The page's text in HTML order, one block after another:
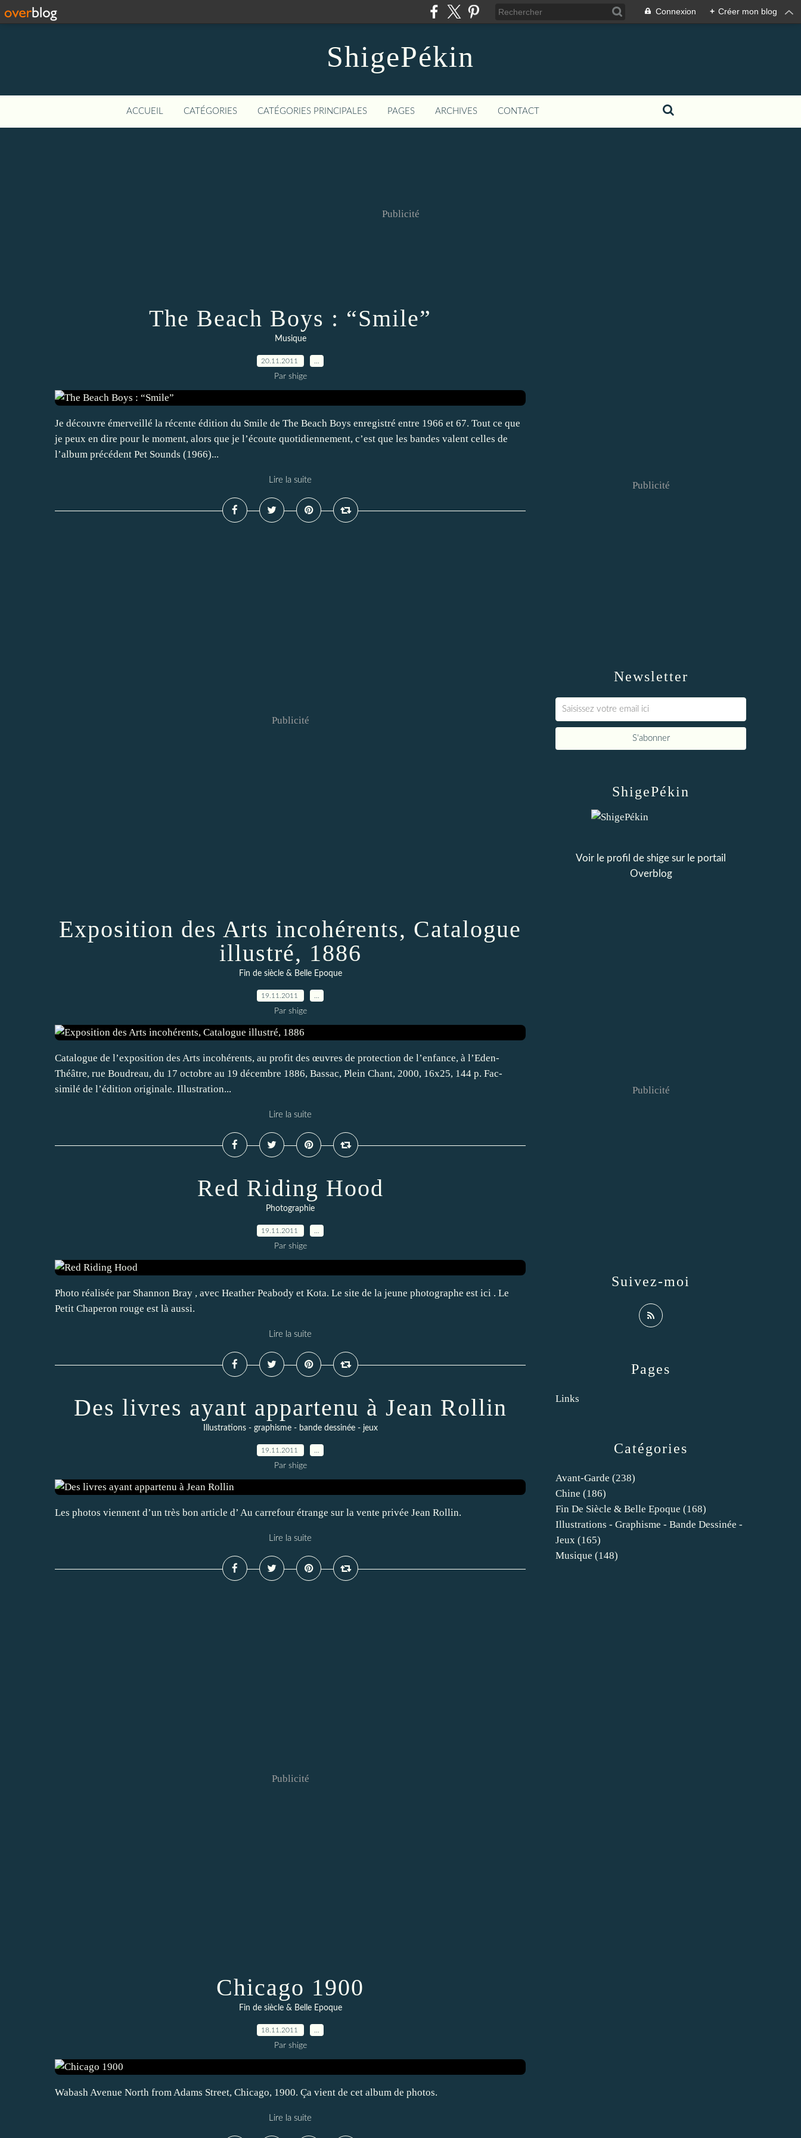
Connexion + Créer mon blog
ShigePékin
ACCUEIL CATÉGORIES CATÉGORIES PRINCIPALES PAGES ARCHIVES CONTACT
Publicité
The Beach Boys : “Smile”
Musique
20.11.2011
Par shige
Je découvre émerveillé la récente édition du Smile de The Beach Boys enregistré entre 1966 et 67. Tout ce que
je peux en dire pour le moment, alors que je l’écoute quotidiennement, c’est que les bandes valent celles de
l’album précédent Pet Sounds (1966)...
Lire la suite
Publicité
Exposition des Arts incohérents, Catalogue
illustré, 1886
Fin de siècle & Belle Epoque
19.11.2011
Par shige
Catalogue de l’exposition des Arts incohérents, au profit des œuvres de protection de l’enfance, à l’Eden-
Théâtre, rue Boudreau, du 17 octobre au 19 décembre 1886, Bassac, Plein Chant, 2000, 16x25, 144 p. Fac-
similé de l’édition originale. Illustration...
Lire la suite
Red Riding Hood
Photographie
19.11.2011
Par shige
Photo réalisée par Shannon Bray , avec Heather Peabody et Kota. Le site de la jeune photographe est ici . Le
Petit Chaperon rouge est là aussi.
Lire la suite
Des livres ayant appartenu à Jean Rollin
Illustrations - graphisme - bande dessinée - jeux
19.11.2011
Par shige
Les photos viennent d’un très bon article d’ Au carrefour étrange sur la vente privée Jean Rollin.
Lire la suite
Publicité
Chicago 1900
Fin de siècle & Belle Epoque
18.11.2011
Par shige
Wabash Avenue North from Adams Street, Chicago, 1900. Ça vient de cet album de photos.
Lire la suite
Newsletter
Publicité
Catégories
Avant-Garde (238)
Chine (186)
Fin De Siècle & Belle Epoque (168)
Illustrations - Graphisme - Bande Dessinée -
Jeux (165)
Musique (148)
Pages
Links
ShigePékin
Voir le profil de shige sur le portail
Overblog
Suivez-moi
Publicité